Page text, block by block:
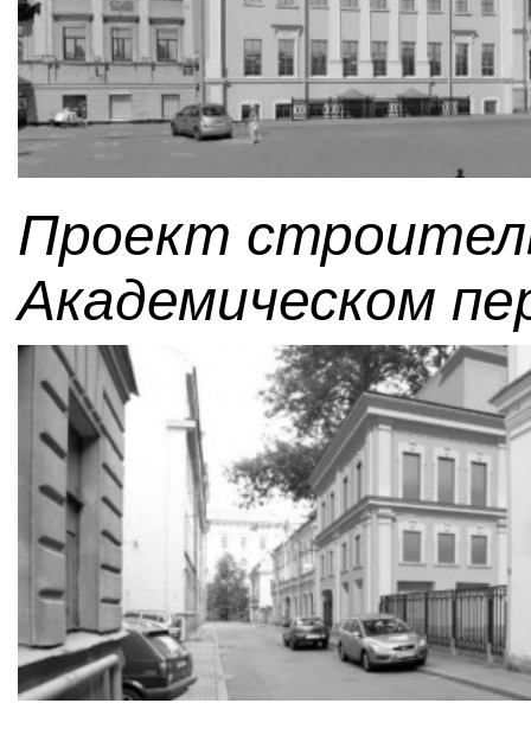
Проект
Академическом